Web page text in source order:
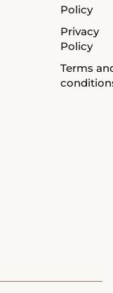
Policy
Privacy
Policy
Terms